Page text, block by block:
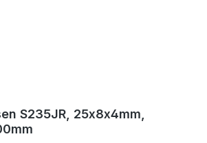
S235JR, 25x8x4mm,